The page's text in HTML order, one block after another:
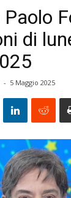
di
- 5 Maggio 2025